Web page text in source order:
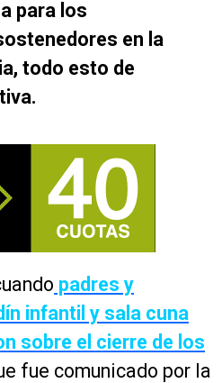
para los
en la
todo esto de
padres y
infantil y sala cuna
sobre el cierre de los
fue comunicado por la